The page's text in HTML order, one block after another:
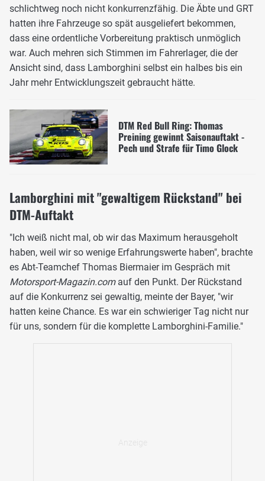
schlichtweg noch nicht konkurrenzfähig. Die Äbte und GRT
hatten ihre Fahrzeuge so spät ausgeliefert bekommen,
dass eine ordentliche Vorbereitung praktisch unmöglich
war. Auch mehren sich Stimmen im Fahrerlager, die der
Ansicht sind, dass Lamborghini selbst ein halbes bis ein
Jahr mehr Entwicklungszeit gebraucht hätte.
DTM Red Bull Ring: Thomas
Preining gewinnt Saisonauftakt -
Pech und Strafe für Timo Glock
Lamborghini mit "gewaltigem Rückstand" bei
DTM-Auftakt
"Ich weiß nicht mal, ob wir das Maximum herausgeholt
haben, weil wir so wenige Erfahrungswerte haben", brachte
es Abt-Teamchef Thomas Biermaier im Gespräch mit
Motorsport-Magazin.comauf den Punkt. Der Rückstand
auf die Konkurrenz sei gewaltig, meinte der Bayer, "wir
hatten keine Chance. Es war ein schwieriger Tag nicht nur
für uns, sondern für die komplette Lamborghini-Familie."